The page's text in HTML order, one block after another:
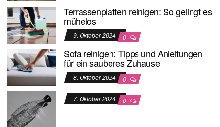
Terrassenplatten reinigen: So gelingt es
mühelos
9. Oktober 2024 0
Sofa reinigen: Tipps und Anleitungen
für ein sauberes Zuhause
8. Oktober 2024 0
7. Oktober 2024 0